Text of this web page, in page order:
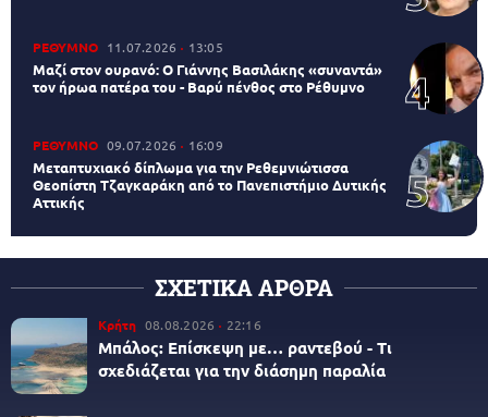
ΡΕΘΥΜΝΟ 11.07.2026 13:05
Μαζί στον ουρανό: Ο Γιάννης Βασιλάκης «συναντά»
τον ήρωα πατέρα του - Βαρύ πένθος στο Ρέθυμνο
ΡΕΘΥΜΝΟ 09.07.2026 16:09
Μεταπτυχιακό δίπλωμα για την Ρεθεμνιώτισσα
Θεοπίστη Τζαγκαράκη από το Πανεπιστήμιο Δυτικής
Αττικής
ΣΧΕΤΙΚΑ ΑΡΘΡΑ
Κρήτη 08.08.2026 22:16
Μπάλος: Επίσκεψη με… ραντεβού - Τι
σχεδιάζεται για την διάσημη παραλία